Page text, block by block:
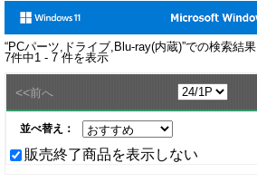
“PCパーツ,ドライブ,Blu-ray(内蔵)”での検索結果
7件中1 - 7 件を表示
<<前へ
並べ替え：
販売終了商品を表示しない